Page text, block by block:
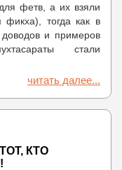
фетв, а их взяли
фикха), тогда как в
и примеров
стали
читать далее...
КТО